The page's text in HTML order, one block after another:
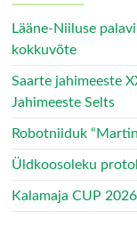
Lääne-Niiluse
kokkuvõte
Saarte jahimeeste
Jahimeeste Selts
Robotniiduk
Üldkoosoleku
Kalamaja CUP